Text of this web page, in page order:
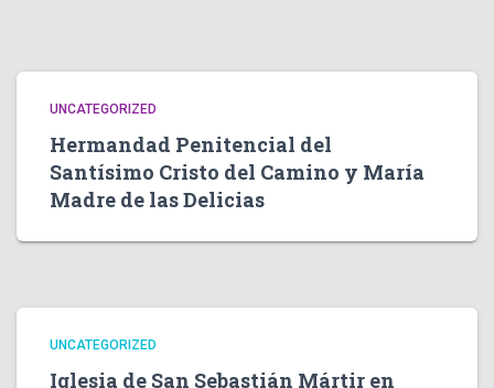
UNCATEGORIZED
Hermandad Penitencial del
Santísimo Cristo del Camino y María
Madre de las Delicias
UNCATEGORIZED
Iglesia de San Sebastián Mártir en